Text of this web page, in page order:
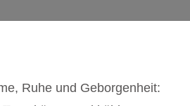
Ruhe und Geborgenheit: